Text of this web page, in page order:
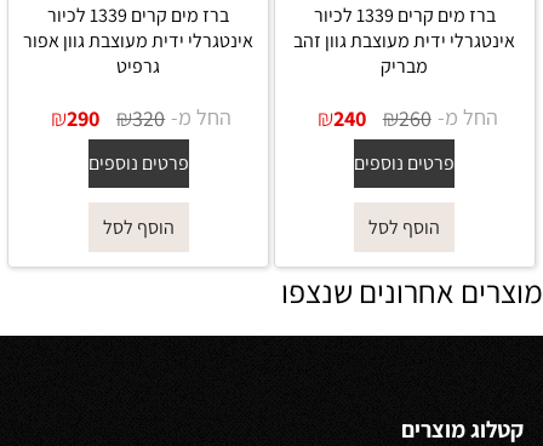
ברז מים קרים 1339 לכיור
אינטגרלי ידית מעוצבת גוון זהב
מבריק
החל מ- ₪260
₪240
פרטים נוספים
הוסף לסל
ברז מים קרים 1339 לכיור
אינטגרלי ידית מעוצבת גוון אפור
גרפיט
החל מ- ₪320
₪290
פרטים נוספים
הוסף לסל
מוצרים אחרונים שנצפו
קטלוג מוצרים